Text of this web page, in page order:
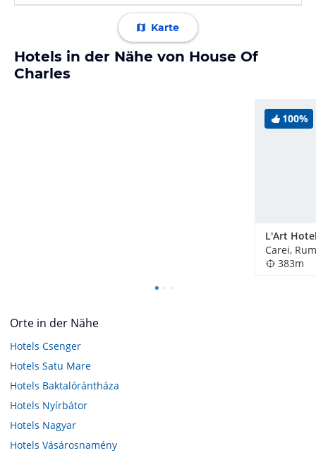
Karte
Hotels in der Nähe von House Of
Charles
100%
L'Art
Carei,
383m
Orte in der Nähe
Hotels Csenger
Hotels Satu Mare
Hotels Baktalórántháza
Hotels Nyírbátor
Hotels Nagyar
Hotels Vásárosnamény